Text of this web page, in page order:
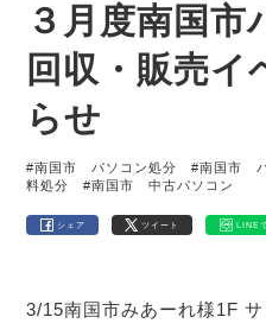
３月度南国市
回収・販売イ
らせ
#南国市 パソコン処分 #南国市
料処分
#南国市 中古パソコン
シェア ツイート LINE
3/15南国市みあーれ様1F